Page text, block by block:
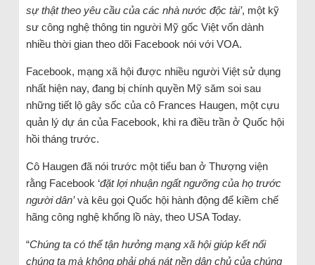
sự thật theo yêu cầu của các nhà nước độc tài’, một kỹ
sư công nghệ thông tin người Mỹ gốc Việt vốn dành
nhiều thời gian theo dõi Facebook nói với VOA.
Facebook, mạng xã hội được nhiều người Việt sử dụng
nhất hiện nay, đang bị chính quyền Mỹ săm soi sau
những tiết lộ gây sốc của cô Frances Haugen, một cựu
quản lý dự án của Facebook, khi ra điều trần ở Quốc hội
hồi tháng trước.
Cô Haugen đã nói trước một tiểu ban ở Thượng viện
rằng Facebook ‘đặt lợi nhuận ngất ngưỡng của họ trước
người dân’và kêu gọi Quốc hội hành động để kiềm chế
hãng công nghệ khổng lồ này, theo USA Today.
“Chúng ta có thể tận hưởng mạng xã hội giúp kết nối
chúng ta mà không phải phá nát nền dân chủ của chúng